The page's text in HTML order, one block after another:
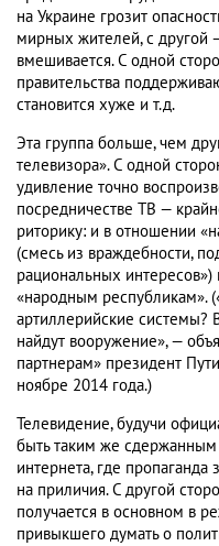
на Украине грозит
мирных жителей, с другой
вмешивается. С одной
правительства
становится хуже и т.д.
Эта группа больше, чем
телевизора». С одной
удивление точно
посредничестве ТВ —
риторику: и в отношении
(смесь из враждебности,
рациональных
«народным республикам».
артиллерийские
найдут вооружение», —
партнерам» президент
ноябре 2014 года.)
Телевидение, будучи
быть таким же
интернета, где пропаганда
на приличия. С другой
получается в основном в
привыкшего думать о